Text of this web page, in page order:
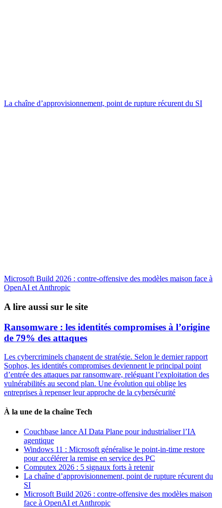
La chaîne d’approvisionnement, point de rupture récurent du SI
Microsoft Build 2026 : contre-offensive des modèles maison face à
OpenAI et Anthropic
A lire aussi sur le site
Ransomware : les identités compromises à l’origine
de 79% des attaques
Les cybercriminels changent de stratégie. Selon le dernier rapport
Sophos, les identités compromises deviennent le principal point
d’entrée des attaques par ransomware, reléguant l’exploitation des
vulnérabilités au second plan. Une évolution qui oblige les
entreprises à repenser leur approche de la cybersécurité
À la une de la chaîne Tech
Couchbase lance AI Data Plane pour industrialiser l’IA
agentique
Windows 11 : Microsoft généralise le point-in-time restore
pour accélérer la remise en service des PC
Computex 2026 : 5 signaux forts à retenir
La chaîne d’approvisionnement, point de rupture récurent du
SI
Microsoft Build 2026 : contre-offensive des modèles maison
face à OpenAI et Anthropic